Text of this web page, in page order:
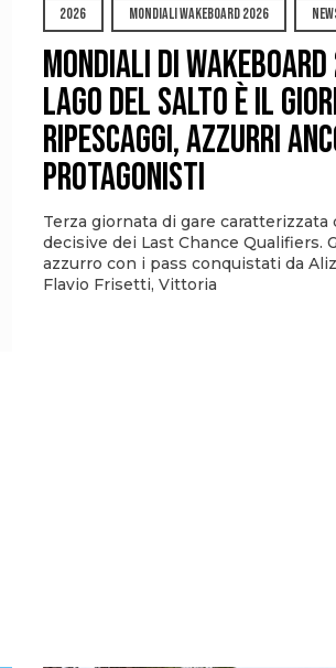
2026 MONDIALI WAKEBOARD 2026
Mondiali di
Lago del Salto è il
ripescaggi, azzurri
protagonisti
Terza giornata di gare caratterizzata
decisive dei Last Chance Qualifiers.
azzurro con i pass conquistati da
Flavio Frisetti, Vittoria